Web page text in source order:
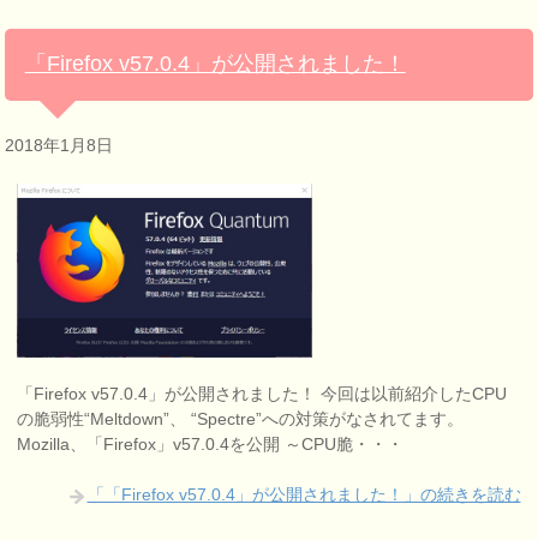
「Firefox v57.0.4」が公開されました！
2018年1月8日
「Firefox v57.0.4」が公開されました！ 今回は以前紹介したCPU
の脆弱性“Meltdown”、 “Spectre”への対策がなされてます。
Mozilla、「Firefox」v57.0.4を公開 ～CPU脆・・・
「「Firefox v57.0.4」が公開されました！」の続きを読む